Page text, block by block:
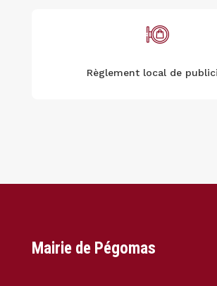
Règlement local de
Mairie de Pégomas